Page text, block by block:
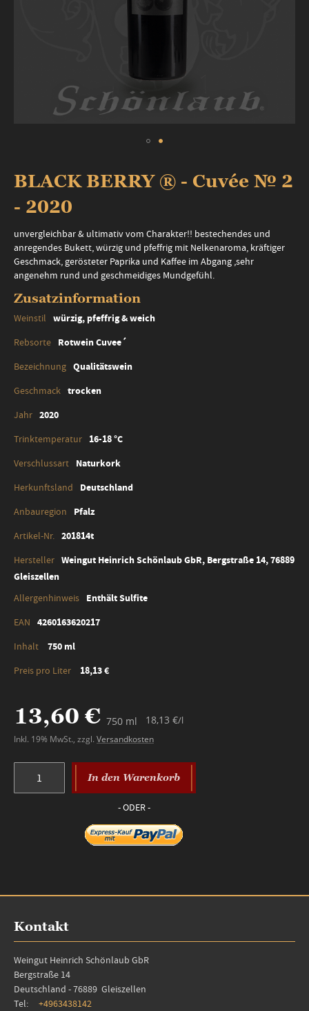
der
Bildergalerie
springen
BLACK BERRY ® - Cuvée № 2
- 2020
unvergleichbar & ultimativ vom Charakter!! bestechendes und
anregendes Bukett, würzig und pfeffrig mit Nelkenaroma, kräftiger
Geschmack, gerösteter Paprika und Kaffee im Abgang ,sehr
angenehm rund und geschmeidiges Mundgefühl.
Zusatzinformation
Zusatzinformationwürzig, pfeffrig & weich
Rotwein Cuvee´
Qualitätswein
trocken
2020
16-18 °C
Naturkork
Deutschland
Pfalz
201814t
Weingut Heinrich Schönlaub GbR, Bergstraße 14, 76889
Gleiszellen
Enthält Sulfite
4260163620217
750 ml
18,13 €
13,60 € 750 ml
Inkl. 19% MwSt., zzgl. Versandkosten
18,13 €/l
In den Warenkorb
Kontakt
Weingut Heinrich Schönlaub GbR
Bergstraße 14
Deutschland - 76889 Gleiszellen
Tel: +4963438142